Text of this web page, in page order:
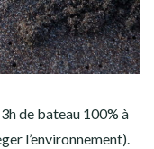
de bateau 100% à
l’environnement).